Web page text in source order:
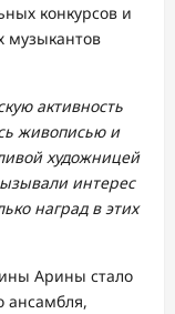
конкурсов и
музыкантов
активность
живописью и
художницей
интерес
наград в этих
Арины стало
ансамбля,